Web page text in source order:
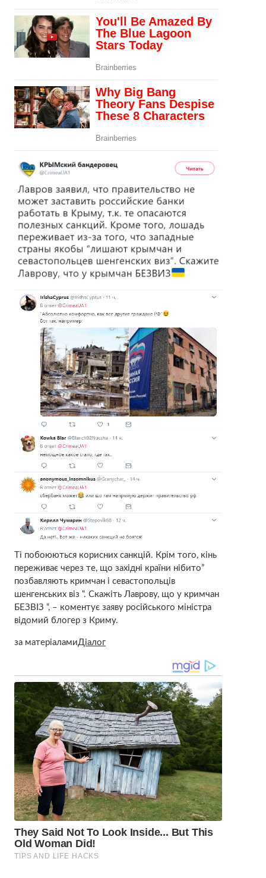
Ті побоюються корисних санкцій. Крім того, кінь
переживає через те, що західні країни нібито”
позбавляють кримчан і севастопольців
шенгенських віз “. Скажіть Лаврову, що у кримчан
БЕЗВІЗ “, – коментує заяву російського міністра
відомий блогер з Криму.
за матеріаламиДіалог